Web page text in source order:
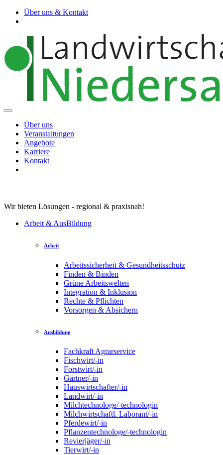
Über uns & Kontakt
Über uns
Veranstaltungen
Angebote
Karriere
Kontakt
Wir bieten Lösungen - regional & praxisnah!
Arbeit & AusBildung
Arbeit
Arbeitssicherheit & Gesundheitsschutz
Finden & Binden
Grüne Arbeitswelten
Integration & Inklusion
Rechte & Pflichten
Vorsorgen & Absichern
Ausbildung
Fachkraft Agrarservice
Fischwirt/-in
Forstwirt/-in
Gärtner/-in
Hauswirtschafter/-in
Landwirt/-in
Milchtechnologe/-technologin
Milchwirtschaftl. Laborant/-in
Pferdewirt/-in
Pflanzentechnologe/-technologin
Revierjäger/-in
Tierwirt/-in